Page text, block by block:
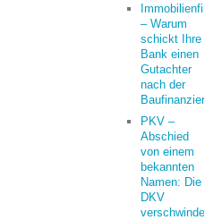
– Warum
schickt Ihre
Bank einen
Gutachter
nach der
PKV –
Abschied
von einem
bekannten
Namen: Die
DKV
verschwindet